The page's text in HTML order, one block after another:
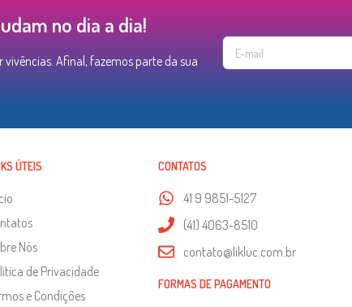
no dia a dia!
Afinal, fazemos parte da sua
ÚTEIS
Nós
de Privacidade
e Condições
CONTATOS
41 9 9851-5127
(41) 4063-8510
contato@likluc.com.br
FORMAS DE PAGAMENTO